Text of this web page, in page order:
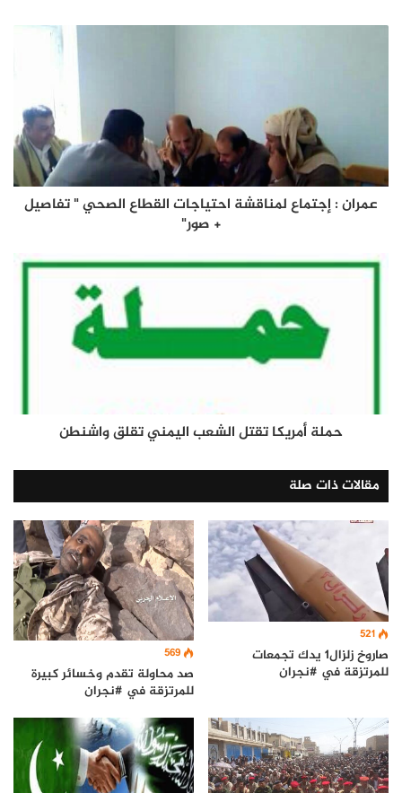
عمران : إجتماع لمناقشة احتياجات القطاع الصحي " تفاصيل
+ صور"
حملة أمريكا تقتل الشعب اليمني تقلق واشنطن
مقالات ذات صلة
521
صاروخ زلزال1 يدك تجمعات
للمرتزقة في #نجران
569
صد محاولة تقدم وخسائر كبيرة
للمرتزقة في #نجران